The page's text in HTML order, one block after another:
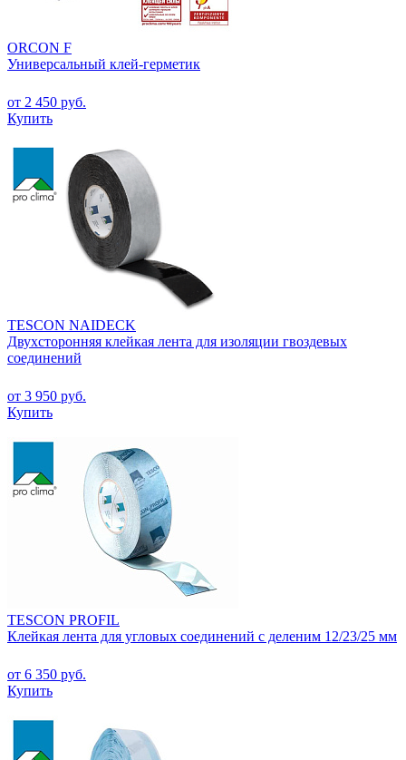
ORCON F
Универсальный клей-герметик
от 2 450 руб.
Купить
TESCON NAIDECK
Двухсторонняя клейкая лента для изоляции гвоздевых
соединений
от 3 950 руб.
Купить
TESCON PROFIL
Клейкая лента для угловых соединений с деленим 12/23/25 мм
от 6 350 руб.
Купить